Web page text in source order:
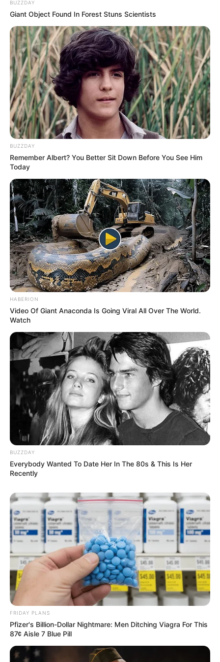
Homenagem ao dia do
Professor – Mensagens e
Lembrancinhas
Lembrancinha Para o Dia
dos Pais – Chaveiro
Gravatinha
Deixe seu comentário
8 Comentários
Sirley Ruy Dias
Que ideia maravilhosa!!!!Obrigada.
Mª do Socorro Marinho há 11 anos
Perfeito ! Muito original.
TATY há 11 anos
MT0 B0M,,, AMEIIIII,,,,
Linda! Amei.
rosangela aparecida ribeiro siqueira inocencio há 9
estava agora mesmo aprendendo a lembrancinha de
chaveiro gravata para pais entrou um curso de tiaras
tentei me increver pagando no cartao mais nao
consequi fazer o pagamento em unica parcela e
agora sumiu o que houve
rosangela aparecida ribeiro siqueira inocencio há 9
nao consigo ver o curso de tiaras que estava a fazer
o pagamento
Mariana Barbosa há 9 anos
BUZZDAY
Giant Object Found In Forest Stuns Scientists
BUZZDAY
Remember Albert? You Better Sit Down Before You See Him
Today
HABERION
Video Of Giant Anaconda Is Going Viral All Over The World.
Watch
BUZZDAY
Everybody Wanted To Date Her In The 80s & This Is Her
Recently
FRIDAY PLANS
Pfizer's Billion-Dollar Nightmare: Men Ditching Viagra For This
87¢ Aisle 7 Blue Pill